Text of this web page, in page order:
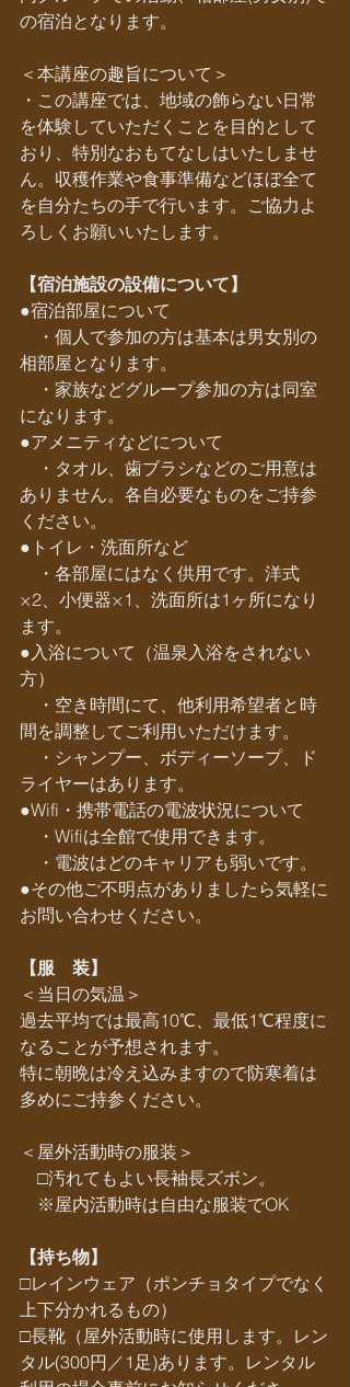
の宿泊となります。
＜本講座の趣旨について＞
・この講座では、地域の飾らない日常
を体験していただくことを目的として
おり、特別なおもてなしはいたしませ
ん。収穫作業や食事準備などほぼ全て
を自分たちの手で行います。ご協力よ
ろしくお願いいたします。
【宿泊施設の設備について】
●宿泊部屋について
・個人で参加の方は基本は男女別の
相部屋となります。
・家族などグループ参加の方は同室
になります。
●アメニティなどについて
・タオル、歯ブラシなどのご用意は
ありません。各自必要なものをご持参
ください。
●トイレ・洗面所など
・各部屋にはなく供用です。洋式
×2、小便器×1、洗面所は1ヶ所になり
ます。
●入浴について（温泉入浴をされない
方）
・空き時間にて、他利用希望者と時
間を調整してご利用いただけます。
・シャンプー、ボディーソープ、ド
ライヤーはあります。
●Wifi・携帯電話の電波状況について
・Wifiは全館で使用できます。
・電波はどのキャリアも弱いです。
●その他ご不明点がありましたら気軽に
お問い合わせください。
【服　装】
＜当日の気温＞
過去平均では最高10℃、最低1℃程度に
なることが予想されます。
特に朝晩は冷え込みますので防寒着は
多めにご持参ください。
＜屋外活動時の服装＞
□汚れてもよい長袖長ズボン。
※屋内活動時は自由な服装でOK
【持ち物】
□レインウェア（ポンチョタイプでなく
上下分かれるもの）
□長靴（屋外活動時に使用します。レン
タル(300円／1足)あります。レンタル